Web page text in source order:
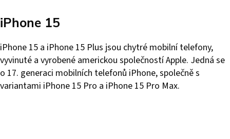
iPhone 15
iPhone 15 a iPhone 15 Plus jsou chytré mobilní telefony,
vyvinuté a vyrobené americkou společností Apple. Jedná se
o 17. generaci mobilních telefonů iPhone, společně s
variantami iPhone 15 Pro a iPhone 15 Pro Max.